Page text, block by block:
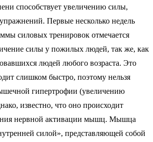
способствует увеличению силы,
Первые несколько недель
силовых тренировок отмечается
силы у пожилых людей, так же, как
людей любого возраста. Это
слишком быстро, поэтому нельзя
гипертрофии (увеличению
известно, что оно происходит
нервной активации мышц. Мышца
силой», представляющей собой